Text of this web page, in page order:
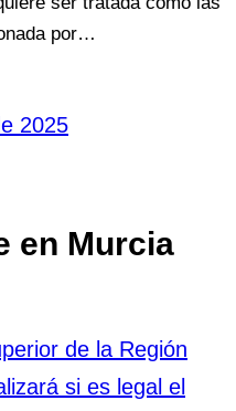
por…
2025
en Murcia
de la Región
si es legal el